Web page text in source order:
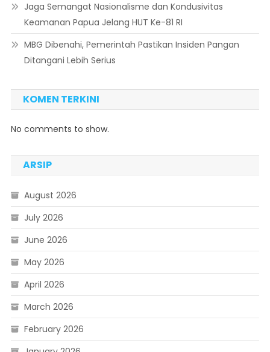
Jaga Semangat Nasionalisme dan Kondusivitas
Keamanan Papua Jelang HUT Ke-81 RI
MBG Dibenahi, Pemerintah Pastikan Insiden Pangan
Ditangani Lebih Serius
KOMEN TERKINI
No comments to show.
ARSIP
August 2026
July 2026
June 2026
May 2026
April 2026
March 2026
February 2026